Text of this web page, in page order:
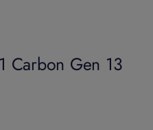
Carbon Gen 13